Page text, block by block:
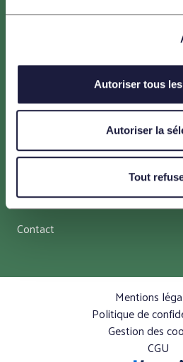
Autoriser tous
Autoriser la
Tout
Un projet pour la transition
Un projet en faveur de
Un projet maîtrisé et adapté au
Les ressources et actualités
Contact
Mentions
Politique de
Gestion des
CGU